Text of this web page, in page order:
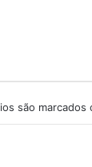
são marcados